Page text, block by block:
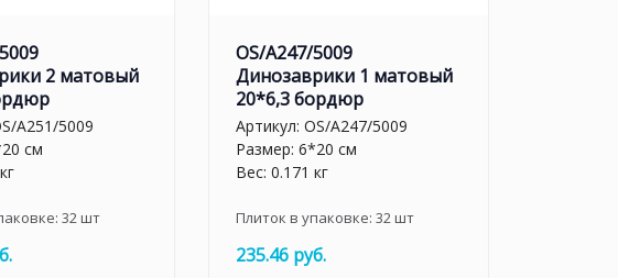
2 матовый
A251/5009
см
32шт
OS/A247/5009
Динозаврики 1 матовый
20*6,3 бордюр
Артикул: OS/A247/5009
Размер: 6*20 см
Вес: 0.171 кг
Плиток в упаковке: 32шт
235.46 руб.